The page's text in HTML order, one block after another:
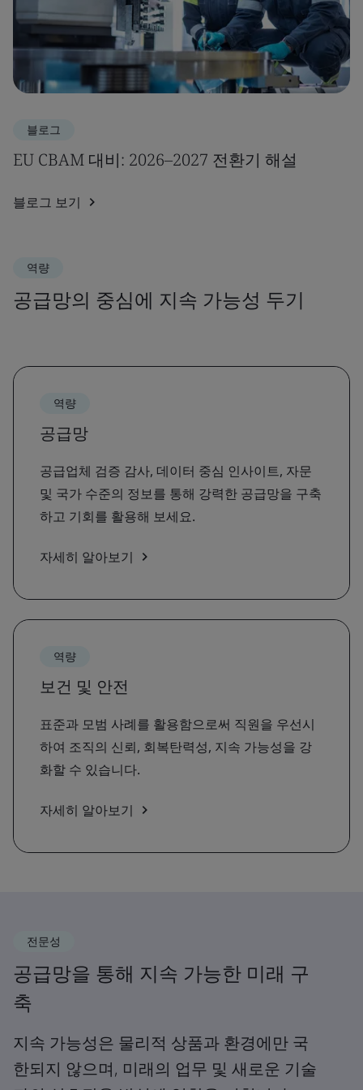
블로그
EU CBAM 대비: 2026–2027 전환기 해설
블로그 보기
역량
공급망의 중심에 지속 가능성 두기
역량
공급망
공급업체 검증 감사, 데이터 중심 인사이트, 자문
및 국가 수준의 정보를 통해 강력한 공급망을 구축
하고 기회를 활용해 보세요.
자세히 알아보기
역량
보건 및 안전
표준과 모범 사례를 활용함으로써 직원을 우선시
하여 조직의 신뢰, 회복탄력성, 지속 가능성을 강
화할 수 있습니다.
자세히 알아보기
전문성
공급망을 통해 지속 가능한 미래 구
축
지속 가능성은 물리적 상품과 환경에만 국
한되지 않으며, 미래의 업무 및 새로운 기술